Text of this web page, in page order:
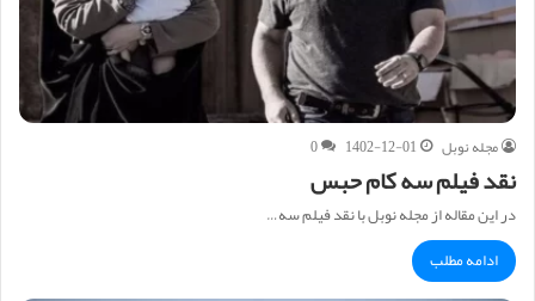
مجله نوبل 1402-12-01
0
نقد فیلم سه کام حبس
در این مقاله از مجله نوبل با نقد فیلم سه…
ادامه مطلب